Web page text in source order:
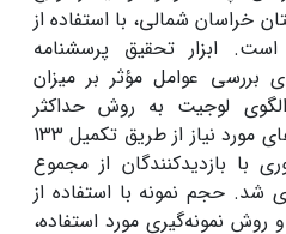
خراسان شمالی، با استفاده از
ابزار تحقیق پرسشنامه
بررسی عوامل مؤثر بر میزان
لوجیت به روش حداکثر
راستنمایی برآورد شد. داده‌های مورد نیاز از طریق تکمیل 133
با بازدیدکنندگان از مجموع
شد. حجم نمونه با استفاده از
نمونه‌گیری مورد استفاده،